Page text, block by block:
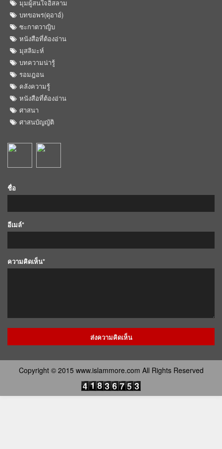
มุมผู้สนใจอิสลาม
บทขอพร(ดุอาอ์)
ซะกาตวาญิบ
หนังสือที่ต้องอ่าน
มุสลิมะห์
บทความน่ารู้
รอมฎอน
คลังความรู้
หนังสือที่ต้องอ่าน
ศาสนา
ศาสนบัญญัติ
ชื่อ
อีเมล์*
ความคิดเห็น*
Copyright © 2015 www.islammore.com All Rights Reserved